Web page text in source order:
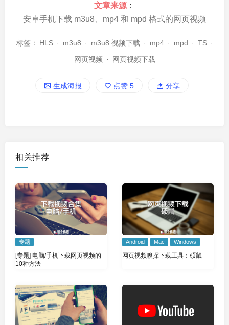
文章来源 ：
安卓手机下载 m3u8、mp4 和 mpd 格式的网页视频
标签： HLS · m3u8 · m3u8 视频下载 · mp4 · mpd · TS ·
网页视频 · 网页视频下载
生成海报 点赞 5 分享
相关推荐
专题
[专题] 电脑/手机下载网页视频的
10种方法
Android Mac Windows
网页视频嗅探下载工具：硕鼠